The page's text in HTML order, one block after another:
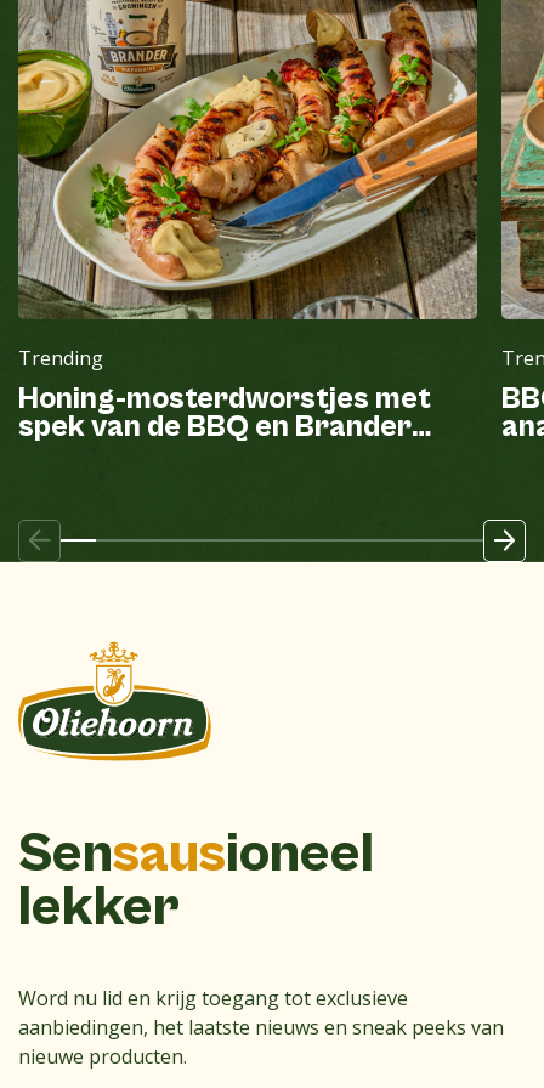
Trending
Honing-mosterdworstjes met
spek van de BBQ en Brander
Sensausioneel
lekker
Word nu lid en krijg toegang tot exclusieve
aanbiedingen, het laatste nieuws en sneak peeks van
nieuwe producten.